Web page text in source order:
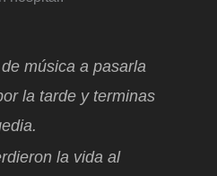
música a pasarla
la tarde y terminas
la vida al